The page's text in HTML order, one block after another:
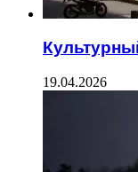
19.04.2026